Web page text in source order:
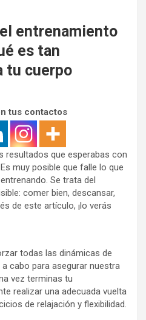
entrenamiento
es tan
tu cuerpo
tus contactos
resultados que esperabas con
muy posible que falle lo que
Se trata del
comer bien, descansar,
de este artículo, ¡lo verás
todas las dinámicas de
cabo para asegurar nuestra
vez terminas tu
realizar una adecuada vuelta
de relajación y flexibilidad.